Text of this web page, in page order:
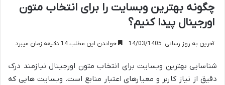
چگونه بهترین وبسایت را برای انتخاب متون
اورجینال پیدا کنیم؟
آخرین به روز رسانی: 14/03/1405 خواندن این مطلب 14 دقیقه زمان میبرد
شناسایی بهترین وبسایت برای انتخاب متون اورجینال نیازمند درک
دقیق از نیاز کاربر و معیارهای اعتبار منابع است. وبسایت هایی که